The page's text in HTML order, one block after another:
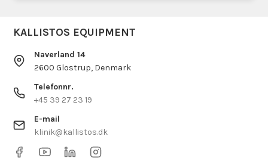
KALLISTOS EQUIPMENT
Naverland 14
2600 Glostrup, Denmark
Telefonnr.
+45 39 27 23 19
E-mail
klinik@kallistos.dk